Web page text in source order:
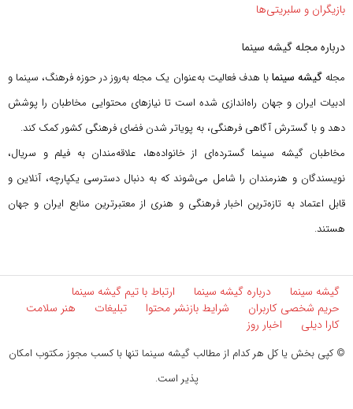
بازیگران و سلبریتی‌ها
درباره مجله گیشه سینما
مجلهگیشه سینمابا هدف فعالیت به‌عنوان یک مجله به‌روز در حوزه فرهنگ، سینما و
ادبیات ایران و جهان راه‌اندازی شده است تا نیازهای محتوایی مخاطبان را پوشش
دهد و با گسترش آگاهی فرهنگی، به پویاتر شدن فضای فرهنگی کشور کمک کند.
مخاطبان گیشه سینما گسترده‌ای از خانواده‌ها، علاقه‌مندان به فیلم و سریال،
نویسندگان و هنرمندان را شامل می‌شوند که به دنبال دسترسی یکپارچه، آنلاین و
قابل اعتماد به تازه‌ترین اخبار فرهنگی و هنری از معتبرترین منابع ایران و جهان
هستند.
گیشه سینما درباره گیشه سینما
ارتباط با تیم گیشه سینما
حریم شخصی کاربران
شرایط بازنشر محتوا تبلیغات
هنر سلامت
کارا دیلی
اخبار روز
© کپی بخش یا کل هر کدام از مطالب گیشه سینما تنها با کسب مجوز مکتوب امکان
پذیر است.